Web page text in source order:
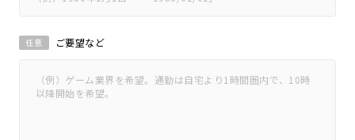
ご要望など
任意